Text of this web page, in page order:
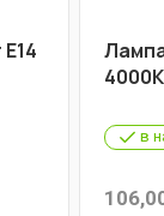
4000К
в